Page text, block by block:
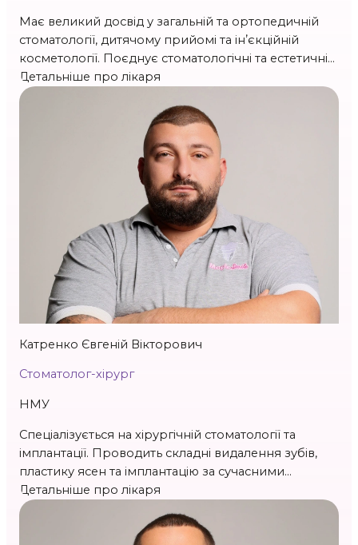
Має великий досвід у загальній та ортопедичній
стоматології, дитячому прийомі та інʼєкційній
косметології. Поєднує стоматологічні та естетичні
методики для комплексного підходу до краси
усмішки.
Детальніше про лікаря
Катренко Євгеній Вікторович
Стоматолог-хірург
НМУ
Спеціалізується на хірургічній стоматології та
імплантації. Проводить складні видалення зубів,
пластику ясен та імплантацію за сучасними
протоколами, зокрема All-on-4 та All-on-6.
Детальніше про лікаря